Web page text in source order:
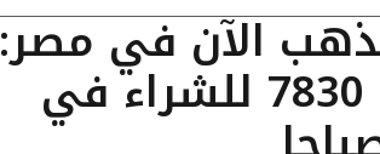
الآن في مصر:
عيار 24 يسجل 7830 للشراء في